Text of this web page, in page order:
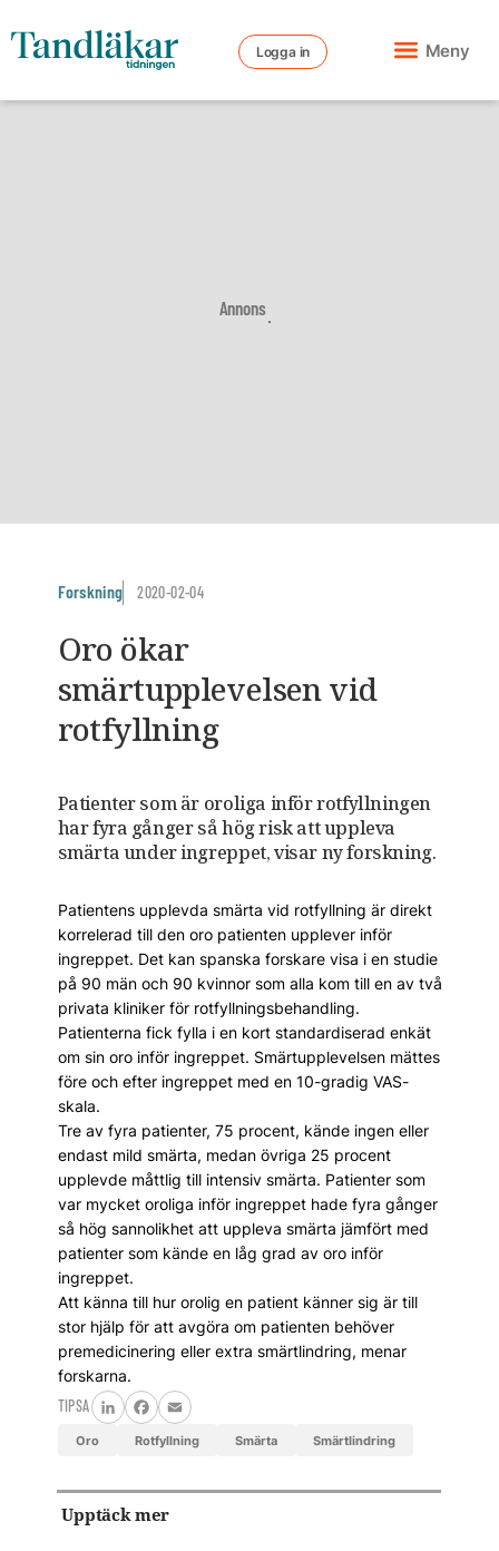
Logga in Meny
Annons
Forskning 2020-02-04
Oro ökar
smärtupplevelsen vid
rotfyllning
Patienter som är oroliga inför rotfyllningen
har fyra gånger så hög risk att uppleva
smärta under ingreppet, visar ny forskning.
Patientens upplevda smärta vid rotfyllning är direkt
korrelerad till den oro patienten upplever inför
ingreppet. Det kan spanska forskare visa i en studie
på 90 män och 90 kvinnor som alla kom till en av två
privata kliniker för rotfyllningsbehandling.
Patienterna fick fylla i en kort standardiserad enkät
om sin oro inför ingreppet. Smärtupplevelsen mättes
före och efter ingreppet med en 10-gradig VAS-
skala.
Tre av fyra patienter, 75 procent, kände ingen eller
endast mild smärta, medan övriga 25 procent
upplevde måttlig till intensiv smärta. Patienter som
var mycket oroliga inför ingreppet hade fyra gånger
så hög sannolikhet att uppleva smärta jämfört med
patienter som kände en låg grad av oro inför
ingreppet.
Att känna till hur orolig en patient känner sig är till
stor hjälp för att avgöra om patienten behöver
premedicinering eller extra smärtlindring, menar
forskarna.
TIPSA
LinkedInFacebook
Email
oro rotfyllning smärta smärtlindring
Upptäck mer